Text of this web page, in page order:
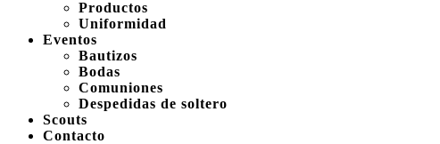
Productos
Uniformidad
Eventos
Bautizos
Bodas
Comuniones
Despedidas de soltero
Scouts
Contacto